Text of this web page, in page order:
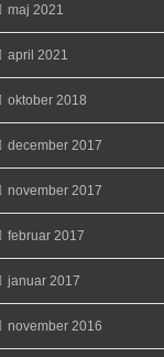
maj 2021
april 2021
oktober 2018
december 2017
november 2017
februar 2017
januar 2017
november 2016